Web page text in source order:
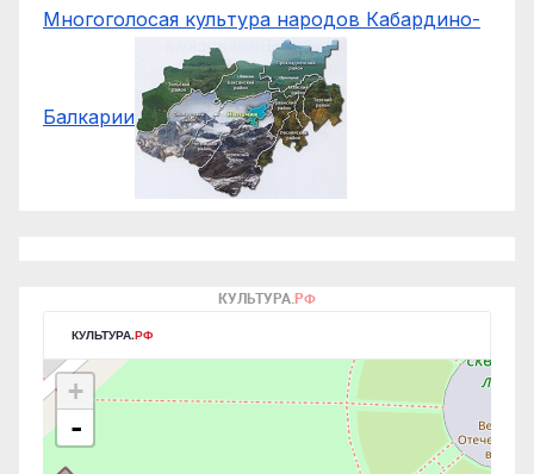
Многоголосая культура народов Кабардино-
Балкарии